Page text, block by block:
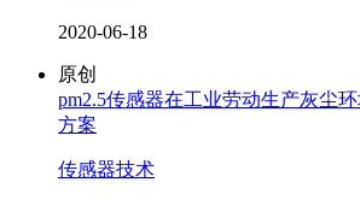
2020-06-18
原创
pm2.5传感器在工业劳动生产灰尘
方案
传感器技术